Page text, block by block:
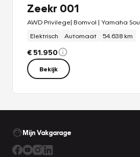
Zeekr 001
Elektrisch
Automaat 54.638 km
€ 51.950
Bekijk
Mijn Vakgarage